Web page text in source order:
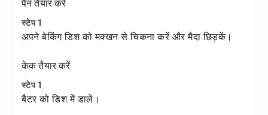
पैन तैयार करें
स्टेप 1
अपने बेकिंग डिश को मक्खन से चिकना करें और मैदा छिड़कें।
केक तैयार करें
स्टेप 1
बैटर को डिश में डालें।